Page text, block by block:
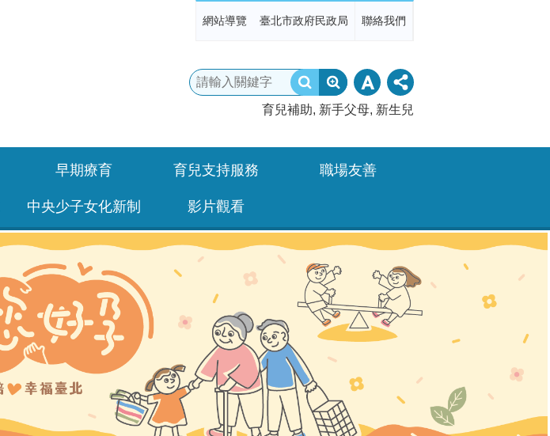
網站導覽 臺北市政府民政局 聯絡我們
育兒補助 新手父母 新生兒
早期療育 育兒支持服務 職場友善
中央少子女化新制 影片觀看